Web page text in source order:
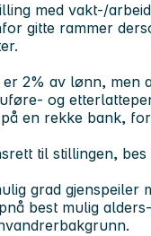
med vakt-/
gitte rammer
2% av lønn, men
og
en rekke bank,
til stillingen,
grad gjenspeiler
best mulig